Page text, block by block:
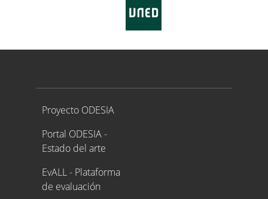
Proyecto ODESIA
Proyecto ODESIA
Portal ODESIA -
Estado del arte
EvALL - Plataforma
de evaluación